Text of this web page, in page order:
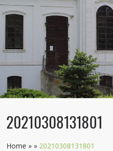
20210308131801
Home » » 20210308131801